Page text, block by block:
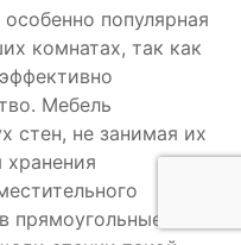
популярная
комнатах, так как
Мебель
стен, не занимая их
прямоугольные